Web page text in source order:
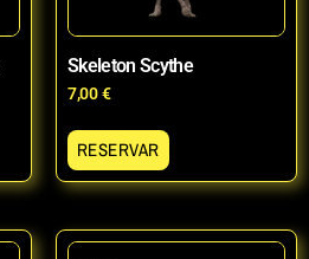
Skeleton Scythe
7,00€
RESERVAR